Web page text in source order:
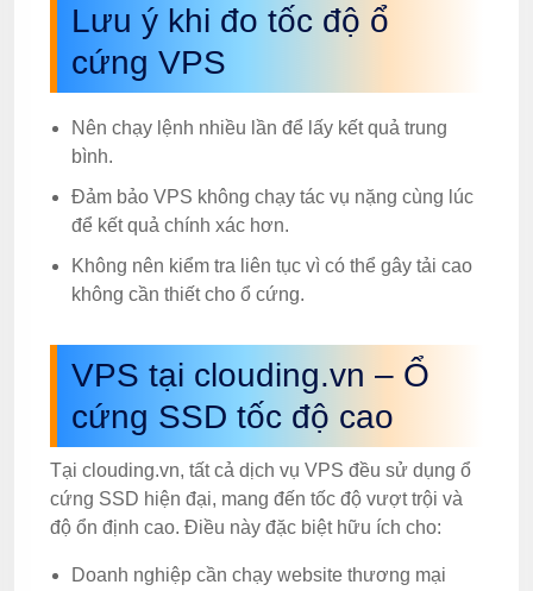
Lưu ý khi đo tốc độ ổ
cứng VPS
Nên chạy lệnh nhiều lần để lấy kết quả trung
bình.
Đảm bảo VPS không chạy tác vụ nặng cùng lúc
để kết quả chính xác hơn.
Không nên kiểm tra liên tục vì có thể gây tải cao
không cần thiết cho ổ cứng.
VPS tại clouding.vn – Ổ
cứng SSD tốc độ cao
Tại clouding.vn, tất cả dịch vụ VPS đều sử dụng ổ
cứng SSD hiện đại, mang đến tốc độ vượt trội và
độ ổn định cao. Điều này đặc biệt hữu ích cho:
Doanh nghiệp cần chạy website thương mại